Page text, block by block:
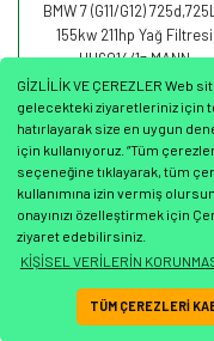
GİZLİLİK VE ÇEREZLER Web
gelecekteki ziyaretleriniz için
hatırlayarak size en uygun
için kullanıyoruz. “Tüm
seçeneğine tıklayarak, tüm
kullanımına izin vermiş
onayınızı özelleştirmek için
ziyaret edebilirsiniz.
KİŞİSEL VERİLERİN
TÜM ÇEREZLERİ
BMW 7 (G11/G12)
155kw 211hp Yağ Filtresi
HU6014/1z MANN
886,87 TL